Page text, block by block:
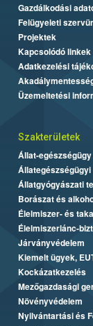
Gazdálkodási
Felügyeleti
Projektek
Kapcsolódó linkek
Adatkezelési
Üzemeltetési
Szakterületek
Állat-
Állatgyógyászati
Borászat és
Élelmiszer- és
Élelmiszerlánc-
Járványvédelem
Kiemelt ügyek,
Kockázatkezelés
Mezőgazdasági
Növényvédelem
Nyilvántartási és